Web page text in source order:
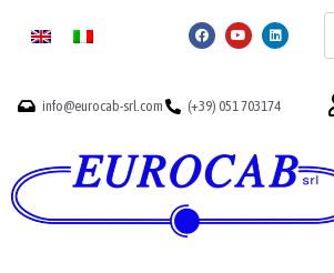
info@eurocab-srl.com (+39) 051 703174